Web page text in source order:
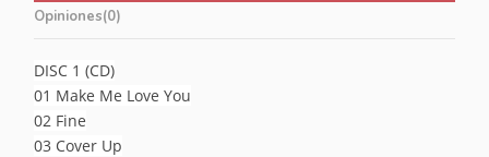
Opiniones(0)
DISC 1 (CD)
01 Make Me Love You
02 Fine
03 Cover Up